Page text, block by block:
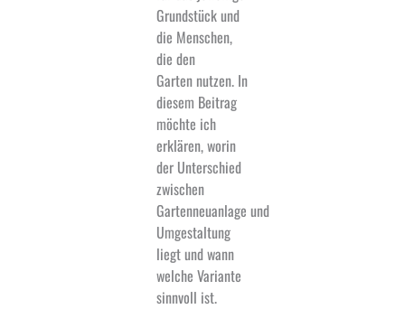
Grundstück und
die Menschen,
die den
Garten nutzen. In
diesem Beitrag
möchte ich
erklären, worin
der Unterschied
zwischen
Gartenneuanlage und
Umgestaltung
liegt und wann
welche Variante
sinnvoll ist.